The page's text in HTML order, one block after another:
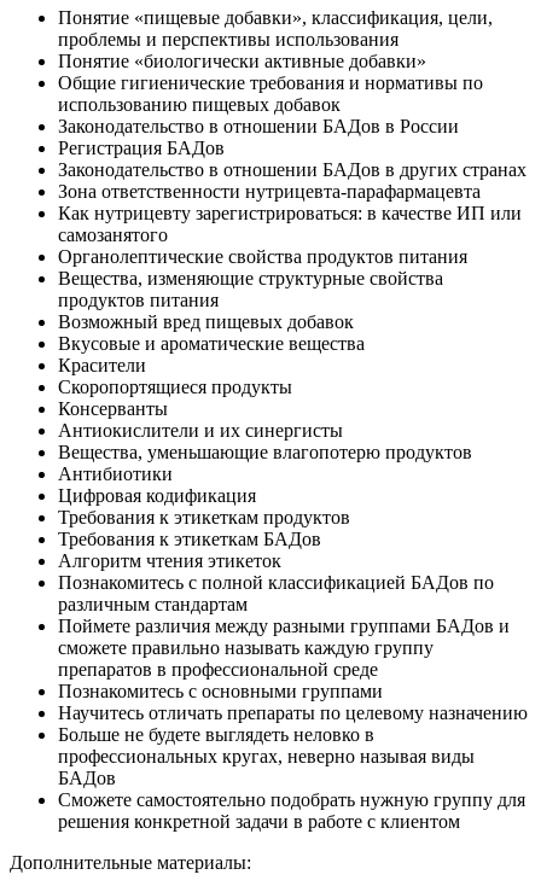
Понятие «пищевые добавки», классификация, цели,
проблемы и перспективы использования
Понятие «биологически активные добавки»
Общие гигиенические требования и нормативы по
использованию пищевых добавок
Законодательство в отношении БАДов в России
Регистрация БАДов
Законодательство в отношении БАДов в других странах
Зона ответственности нутрицевта-парафармацевта
Как нутрицевту зарегистрироваться: в качестве ИП или
самозанятого
Органолептические свойства продуктов питания
Вещества, изменяющие структурные свойства
продуктов питания
Возможный вред пищевых добавок
Вкусовые и ароматические вещества
Красители
Скоропортящиеся продукты
Консерванты
Антиокислители и их синергисты
Вещества, уменьшающие влагопотерю продуктов
Антибиотики
Цифровая кодификация
Требования к этикеткам продуктов
Требования к этикеткам БАДов
Алгоритм чтения этикеток
Познакомитесь с полной классификацией БАДов по
различным стандартам
Поймете различия между разными группами БАДов и
сможете правильно называть каждую группу
препаратов в профессиональной среде
Познакомитесь с основными группами
Научитесь отличать препараты по целевому назначению
Больше не будете выглядеть неловко в
профессиональных кругах, неверно называя виды
БАДов
Сможете самостоятельно подобрать нужную группу для
решения конкретной задачи в работе с клиентом
Дополнительные материалы: